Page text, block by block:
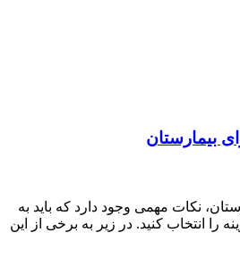
بیمارستان
نکات مهمی وجود دارد که باید به
را انتخاب کنید. در زیر به برخی از این